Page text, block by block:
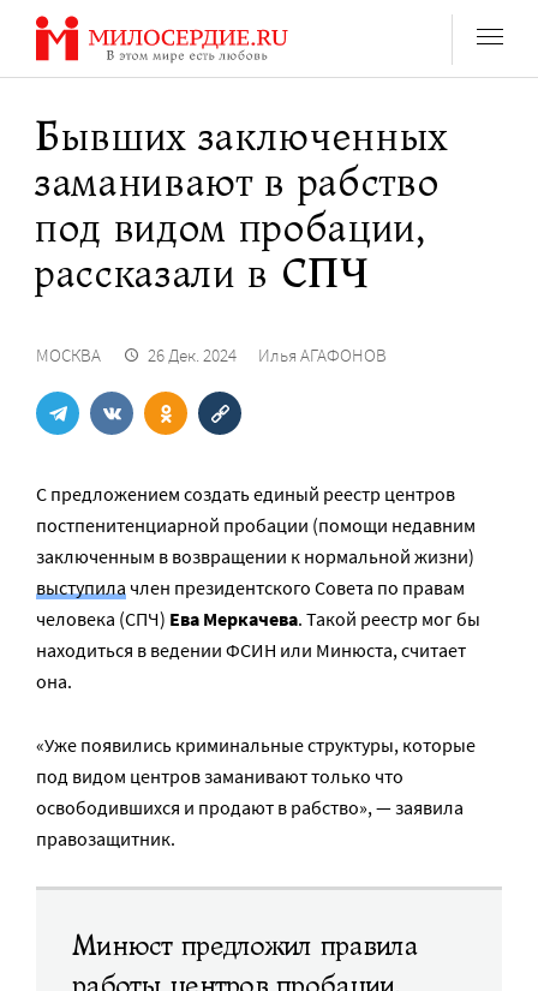
Перейти
содержанию
Бывших заключенных
заманивают в рабство
под видом пробации,
рассказали в СПЧ
МОСКВА 26 Дек. 2024 Илья АГАФОНОВ
С предложением создать единый реестр центров
постпенитенциарной пробации (помощи недавним
заключенным в возвращении к нормальной жизни)
выступила член президентского Совета по правам
человека (СПЧ) Ева Меркачева. Такой реестр мог бы
находиться в ведении ФСИН или Минюста, считает
она.
«Уже появились криминальные структуры, которые
под видом центров заманивают только что
освободившихся и продают в рабство», — заявила
правозащитник.
Минюст предложил правила